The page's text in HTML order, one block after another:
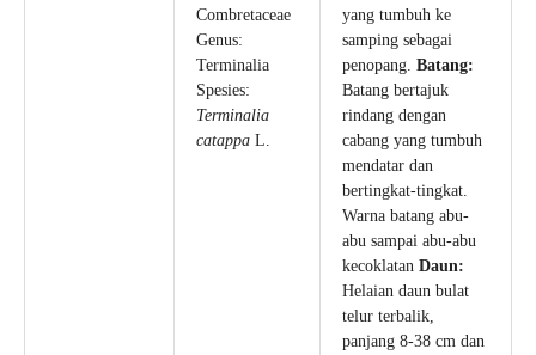
Combretaceae
Genus:
Terminalia
Spesies:
Terminalia
catappa L.
yang tumbuh ke
samping sebagai
penopang. Batang:
Batang bertajuk
rindang dengan
cabang yang tumbuh
mendatar dan
bertingkat-tingkat.
Warna batang abu-
abu sampai abu-abu
kecoklatan Daun:
Helaian daun bulat
telur terbalik,
panjang 8-38 cm dan